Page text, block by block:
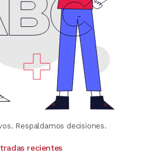
Respaldamos decisiones.
recientes